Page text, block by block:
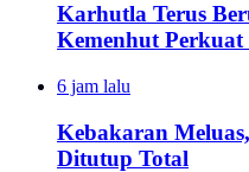
Karhutla Terus
Kemenhut
6 jam lalu
Kebakaran
Ditutup Total